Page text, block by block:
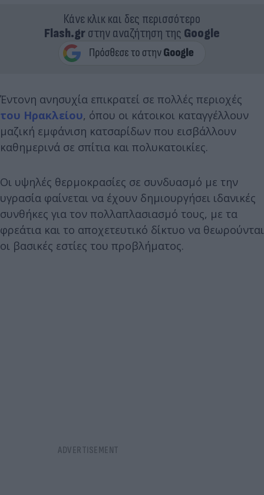
Κάνε κλικ και δες περισσότερο
Flash.grστην αναζήτηση της Google
Έντονη ανησυχία επικρατεί σε πολλές περιοχές
του Ηρακλείου, όπου οι κάτοικοι καταγγέλλουν
μαζική εμφάνιση κατσαρίδων που εισβάλλουν
καθημερινά σε σπίτια και πολυκατοικίες.
Οι υψηλές θερμοκρασίες σε συνδυασμό με την
υγρασία φαίνεται να έχουν δημιουργήσει ιδανικές
συνθήκες για τον πολλαπλασιασμό τους, με τα
φρεάτια και το αποχετευτικό δίκτυο να θεωρούνται
οι βασικές εστίες του προβλήματος.